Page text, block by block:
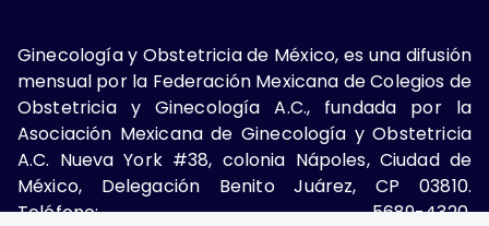
Ginecología y Obstetricia de México, es una difusión
mensual por la Federación Mexicana de Colegios de
Obstetricia y Ginecología A.C., fundada por la
Asociación Mexicana de Ginecología y Obstetricia
A.C. Nueva York #38, colonia Nápoles, Ciudad de
México, Delegación Benito Juárez, CP 03810.
Teléfono: 5689-4320,